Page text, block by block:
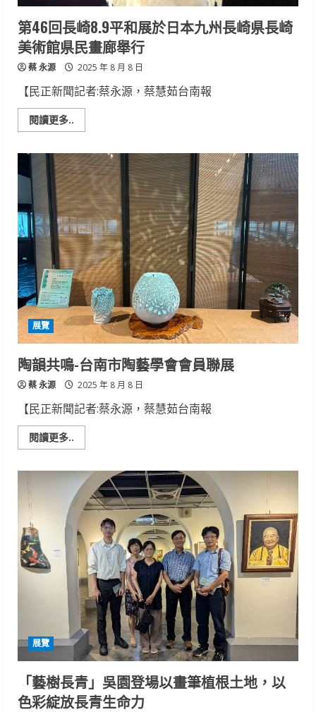
第46回長崎8.9平和展於日本九州長崎県長崎
美術館県民畫廊舉行
蔡 永源 2025 年 8 月 8 日
【民正新聞記者:蔡永源，蔡慧茹台南報
閱讀更多..
more
46
回
長
崎
8.9
平
和
展
於
日
本
九
州
長
崎
県
長
崎
術
県
民
畫
舉
行
展覽
陶韻共鳴-台南市陶藝學會會員聯展
蔡 永源 2025 年 8 月 8 日
【民正新聞記者:蔡永源，蔡慧茹台南報
閱讀更多..
more
韻
共
鳴-
市
陶
藝
學
會
會
員
聯
展
展覽
「藝樹長青」吳園登場以畫筆植根土地，以
色彩綻放長青生命力